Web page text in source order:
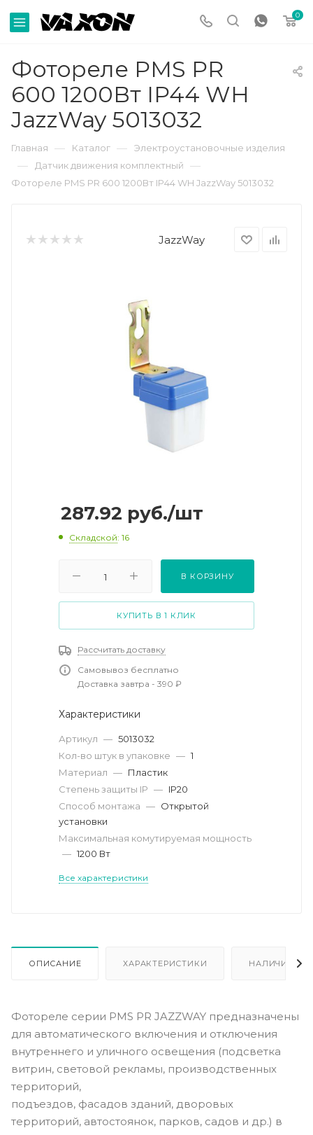
0
Фотореле PMS PR
600 1200Вт IP44 WH
JazzWay 5013032
Главная — Каталог — Электроустановочные изделия
— Датчик движения комплектный —
Фотореле PMS PR 600 1200Вт IP44 WH JazzWay 5013032
JazzWay
287.92 руб./шт
Складской: 16
В КОРЗИНУ
КУПИТЬ В 1 КЛИК
Рассчитать доставку
Самовывоз бесплатно
Доставка завтра - 390 ₽
Характеристики
Артикул — 5013032
Кол-во штук в упаковке — 1
Материал — Пластик
Степень защиты IP — IP20
Способ монтажа — Открытой
установки
Максимальная комутируемая мощность
— 1200 Вт
Все характеристики
ОПИСАНИЕ ХАРАКТЕРИСТИКИ НАЛИЧИЕ
Фотореле серии PMS PR JAZZWAY предназначены
для автоматического включения и отключения
внутреннего и уличного освещения (подсветка
витрин, световой рекламы, производственных
территорий,
подъездов, фасадов зданий, дворовых
территорий, автостоянок, парков, садов и др.) в